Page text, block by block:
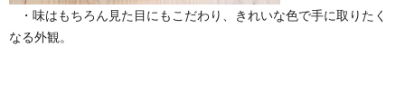
・味はもちろん見た目にもこだわり、きれいな色で手に取りたく
なる外観。